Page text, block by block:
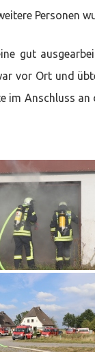
Personen
gut
vor Ort und
Anschluss